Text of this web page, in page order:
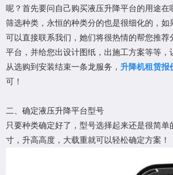
呢？首先要问自己购买液压升降平台的用途在
筛选种类，永恒的种类分的也是很细化的，如
可以直接联系我们，她们将很热情的帮您推荐
平台，并给您出设计图纸，出施工方案等等，
从选购到安装结束一条龙服务， 升降机租赁报
可！
二、确定液压升降平台型号
只要种类确定好了，型号选择起来还是很简单
寸，升高高度，大载重就可以轻松确定方案！